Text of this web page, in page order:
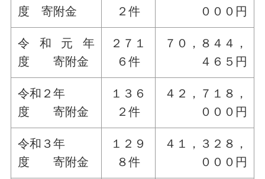
度 寄附金
２件
０００円
令和元年
度 寄附金
２７１
６件
７０，８４４，
４６５円
令和２年
度 寄附金
１３６
２件
４２，７１８，
０００円
令和３年
度 寄附金
１２９
８件
４１，３２８，
０００円